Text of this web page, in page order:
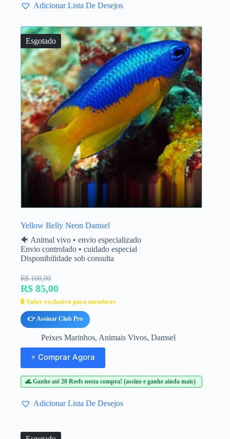
Adicionar Lista De Desejos
Esgotado
Yellow Belly Neon Damsel
🐠 Animal vivo • envio especializado
Envio controlado • cuidado especial
Disponibilidade sob consulta
R$ 100,00
R$ 85,00
🔒 Valor exclusivo para membros
👉 Assinar Club Pro
Peixes Marinhos, Animais Vivos, Damsel
⚡ Comprar Agora
🌊 Ganhe até 20 Reefs nesta compra! (assine e ganhe ainda mais)
Adicionar Lista De Desejos